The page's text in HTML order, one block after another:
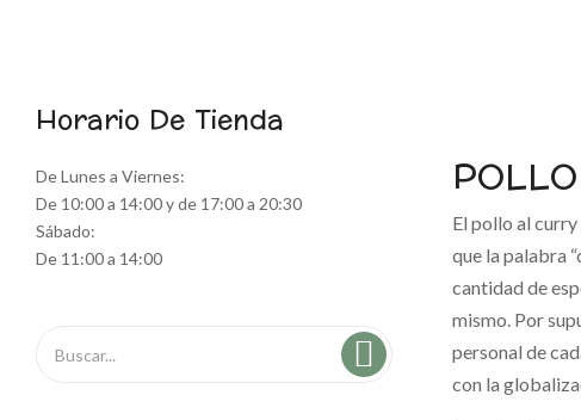
Horario De Tienda
De Lunes a Viernes:
De 10:00 a 14:00 y de 17:00 a 20:30
Sábado:
De 11:00 a 14:00
El pollo al
que la palabra
cantidad de
mismo. Por
personal de
con la